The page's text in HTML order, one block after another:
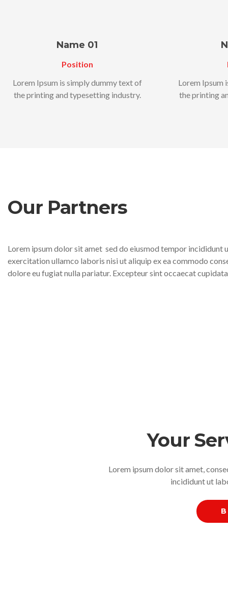
Name 01
Position
Lorem Ipsum is simply dummy text of
the printing and typesetting industry.
Lorem Ipsum
the printing
Our Partners
Lorem ipsum dolor sit amet sed do eiusmod tempor incididunt
exercitation ullamco laboris nisi ut aliquip ex ea commodo
dolore eu fugiat nulla pariatur. Excepteur sint occaecat
Your
Lorem ipsum dolor sit amet,
incididunt ut